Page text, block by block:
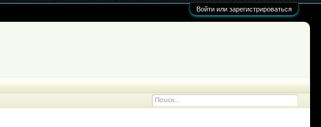
Войти или зарегистрироваться